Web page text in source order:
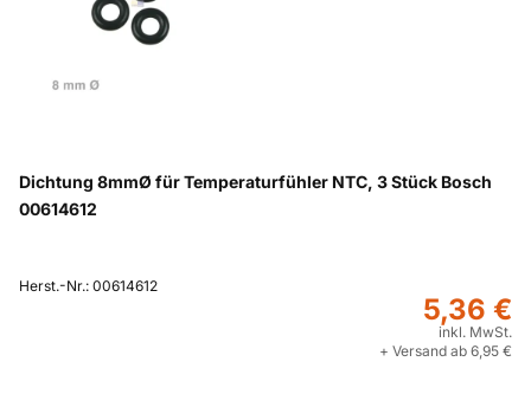
Dichtung 8mmØ für Temperaturfühler NTC, 3 Stück Bosch
00614612
Herst.-Nr.: 00614612
5,36 €
inkl. MwSt.
+ Versand ab 6,95 €